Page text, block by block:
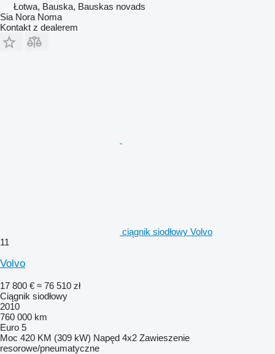
Łotwa, Bauska, Bauskas novads
Sia Nora Noma
Kontakt z dealerem
ciągnik siodłowy Volvo
11
Volvo
17 800 € ≈ 76 510 zł
Ciągnik siodłowy
2010
760 000 km
Euro 5
Moc 420 KM (309 kW) Napęd 4x2 Zawieszenie
resorowe/pneumatyczne